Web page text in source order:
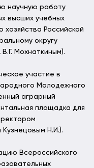
научную работу
высших учебных
хозяйства Российской
округу
Мохнаткиным).
участие в
Молодежного
аграрный
площадка для
Н.И.).
Всероссийского